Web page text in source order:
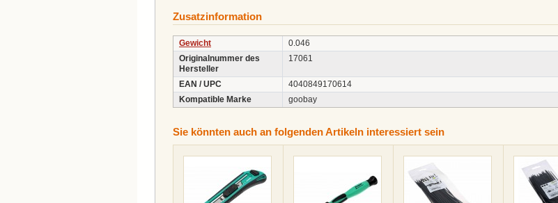
Zusatzinformation
Gewicht
0.046
Originalnummer des
Hersteller
17061
EAN / UPC
4040849170614
Kompatible Marke
goobay
Sie könnten auch an folgenden Artikeln interessiert sein